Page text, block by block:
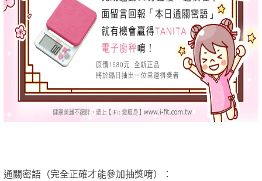
通關密語（完全正確才能參加抽獎唷）：